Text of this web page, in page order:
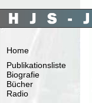
Home
Publikationsliste
Biografie
Bücher
Radio